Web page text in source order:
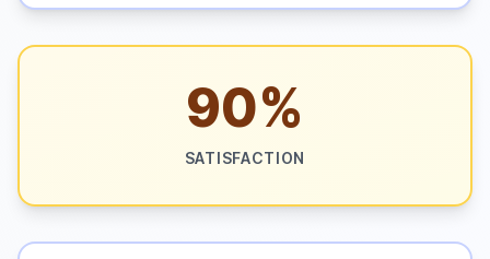
90%
SATISFACTION